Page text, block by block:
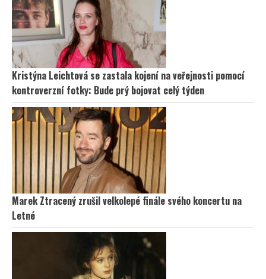
Kristýna Leichtová se zastala kojení na veřejnosti pomocí
kontroverzní fotky: Bude prý bojovat celý týden
Marek Ztracený zrušil velkolepé finále svého koncertu na
Letné